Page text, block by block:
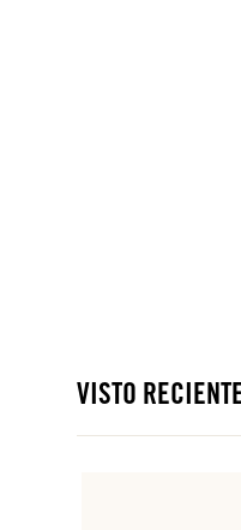
VISTO